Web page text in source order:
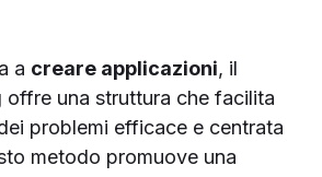
a creare applicazioni, il
offre una struttura che facilita
problemi efficace e centrata
metodo promuove una